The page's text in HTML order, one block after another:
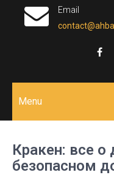
Email
Menu
Кракен: все о
безопасном